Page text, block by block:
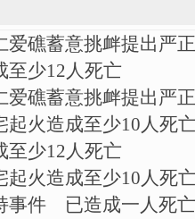
爱礁蓄意挑衅提出严
至少12人死亡
爱礁蓄意挑衅提出严
起火造成至少10人死
至少12人死亡
起火造成至少10人死
事件 已造成一人死亡